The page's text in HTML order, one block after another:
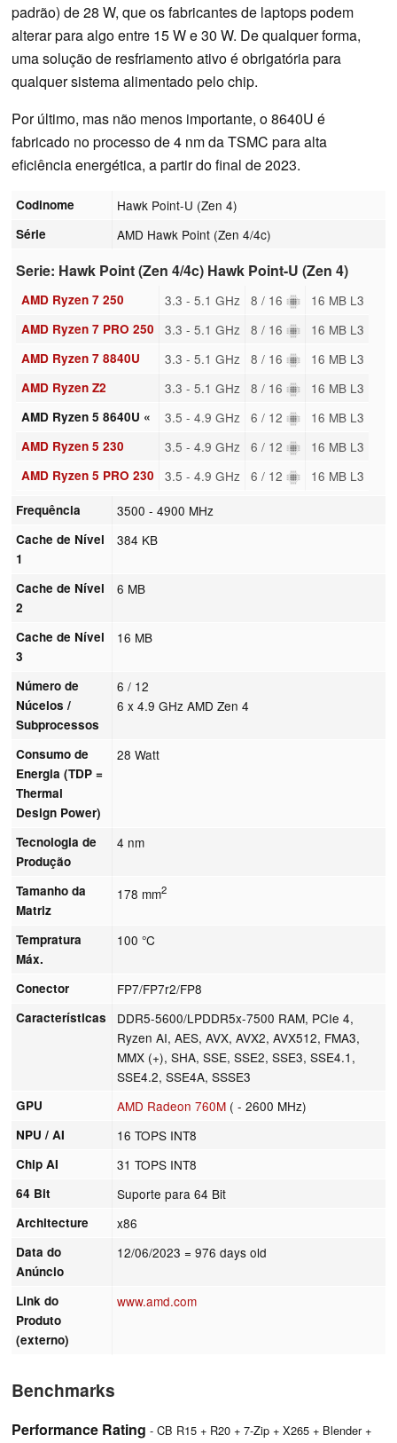
padrão) de 28 W, que os fabricantes de laptops podem
alterar para algo entre 15 W e 30 W. De qualquer forma,
uma solução de resfriamento ativo é obrigatória para
qualquer sistema alimentado pelo chip.
Por último, mas não menos importante, o 8640U é
fabricado no processo de 4 nm da TSMC para alta
eficiência energética, a partir do final de 2023.
Codinome Hawk Point-U (Zen 4)
Série AMD Hawk Point (Zen 4/4c)
Serie: Hawk Point (Zen 4/4c) Hawk Point-U (Zen 4)
AMD Ryzen 7 250 3.3 - 5.1 GHz 8 / 16 16 MB L3
AMD Ryzen 7 PRO 250 3.3 - 5.1 GHz 8 / 16 16 MB L3
AMD Ryzen 7 8840U 3.3 - 5.1 GHz 8 / 16 16 MB L3
AMD Ryzen Z2 3.3 - 5.1 GHz 8 / 16 16 MB L3
AMD Ryzen 5 8640U « 3.5 - 4.9 GHz 6 / 12 16 MB L3
AMD Ryzen 5 230 3.5 - 4.9 GHz 6 / 12 16 MB L3
AMD Ryzen 5 PRO 230 3.5 - 4.9 GHz 6 / 12 16 MB L3
Frequência 3500 - 4900 MHz
Cache de Nível
1
384 KB
Cache de Nível
2
6 MB
Cache de Nível
3
16 MB
Número de
Núcelos /
Subprocessos
6 / 12
6 x 4.9 GHz AMD Zen 4
Consumo de
Energia (TDP =
Thermal
Design Power)
28 Watt
Tecnologia de
Produção
4 nm
Tamanho da
Matriz
178 mm2
Tempratura
Máx.
100 °C
Conector FP7/FP7r2/FP8
Características
DDR5-5600/LPDDR5x-7500 RAM, PCIe 4,
Ryzen AI, AES, AVX, AVX2, AVX512, FMA3,
MMX (+), SHA, SSE, SSE2, SSE3, SSE4.1,
SSE4.2, SSE4A, SSSE3
GPU AMD Radeon 760M ( - 2600 MHz)
NPU / AI 16 TOPS INT8
Chip AI 31 TOPS INT8
64 Bit Suporte para 64 Bit
Architecture x86
Data do
Anúncio
12/06/2023 = 976 days old
Link do
Produto
(externo)
www.amd.com
Benchmarks
Performance Rating - CB R15 + R20 + 7-Zip + X265 + Blender +